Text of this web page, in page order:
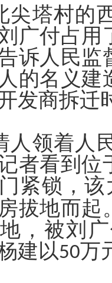
尖塔村的
广付占用
诉人民监
的名义建
发商拆迁
人领着人
者看到位
紧锁，
拔地而起
，被刘广
建以50万